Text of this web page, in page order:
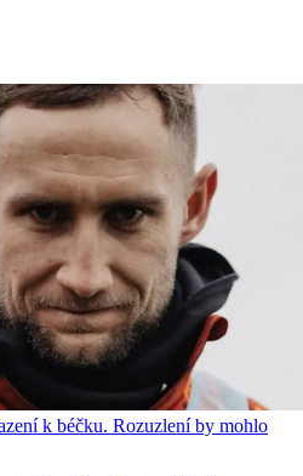
k béčku. Rozuzlení by mohlo